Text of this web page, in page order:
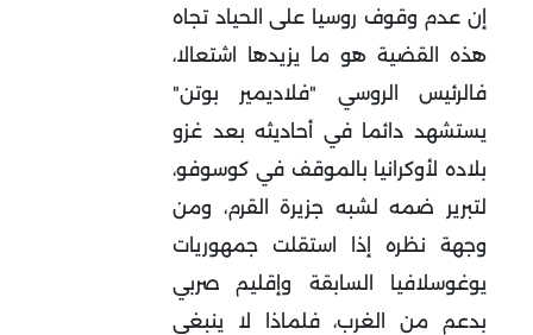
إن عدم وقوف روسيا على الحياد تجاه
هذه القضية هو ما يزيدها اشتعالا،
فالرئيس الروسي "فلاديمير بوتن"
يستشهد دائما في أحاديثه بعد غزو
بلاده لأوكرانيا بالموقف في كوسوفو،
لتبرير ضمه لشبه جزيرة القرم، ومن
وجهة نظره إذا استقلت جمهوريات
يوغوسلافيا السابقة وإقليم صربي
بدعم من الغرب، فلماذا لا ينبغي